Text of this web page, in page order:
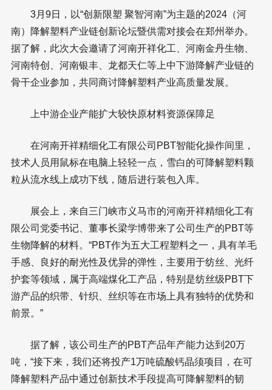
3月9日，以“创新限塑 聚智河南”为主题的2024（河
南）降解塑料产业链创新论坛暨供需对接会在郑州举办。
据了解，此次大会邀请了河南开祥化工、河南金丹生物、
河南特创、河南银丰、龙都天仁等上中下游降解产业链的
骨干企业参加，共同商讨降解塑料产业高质量发展。
上中游企业产能扩大较快原材料资源保障足
在河南开祥精细化工有限公司PBT智能化操作间里，
技术人员用鼠标在电脑上轻轻一点，雪白的可降解塑料颗
粒从流水线上成功下线，随后进行装包入库。
展会上，来自三门峡市义马市的河南开祥精细化工有
限公司党委书记、董事长梁学博带来了公司生产的PBT等
生物降解的材料。“PBT作为五大工程塑料之一，具有羊毛
手感、良好的耐光性及优异的弹性，主要用于纺丝、光纤
护套等领域，属于高端煤化工产品，特别是纺丝级PBT下
游产品的织带、针织、丝织等在市场上具有独特的优势和
前景。”
据了解，该公司生产的PBT产品年产能力达到20万
吨，“接下来，我们还将投产1万吨硫酸钙晶须项目，在可
降解塑料产品中通过创新技术手段提高可降解塑料的韧